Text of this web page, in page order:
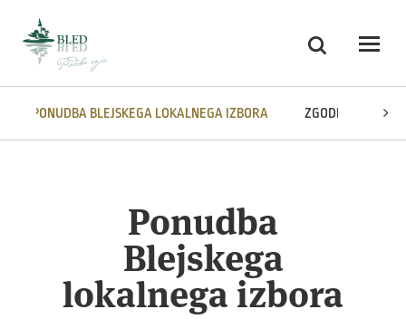
Iskanje
Odpri
PONUDBA BLEJSKEGA LOKALNEGA IZBORA ZGODBA
Ponudba
Blejskega
lokalnega izbora